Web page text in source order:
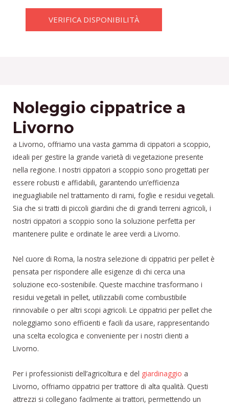
VERIFICA DISPONIBILITÀ
Noleggio cippatrice a
Livorno
a Livorno, offriamo una vasta gamma di cippatori a scoppio,
ideali per gestire la grande varietà di vegetazione presente
nella regione. I nostri cippatori a scoppio sono progettati per
essere robusti e affidabili, garantendo un’efficienza
ineguagliabile nel trattamento di rami, foglie e residui vegetali.
Sia che si tratti di piccoli giardini che di grandi terreni agricoli, i
nostri cippatori a scoppio sono la soluzione perfetta per
mantenere pulite e ordinate le aree verdi a Livorno.
Nel cuore di Roma, la nostra selezione di cippatrici per pellet è
pensata per rispondere alle esigenze di chi cerca una
soluzione eco-sostenibile. Queste macchine trasformano i
residui vegetali in pellet, utilizzabili come combustibile
rinnovabile o per altri scopi agricoli. Le cippatrici per pellet che
noleggiamo sono efficienti e facili da usare, rappresentando
una scelta ecologica e conveniente per i nostri clienti a
Livorno.
Per i professionisti dell’agricoltura e del giardinaggio a
Livorno, offriamo cippatrici per trattore di alta qualità. Questi
attrezzi si collegano facilmente ai trattori, permettendo un